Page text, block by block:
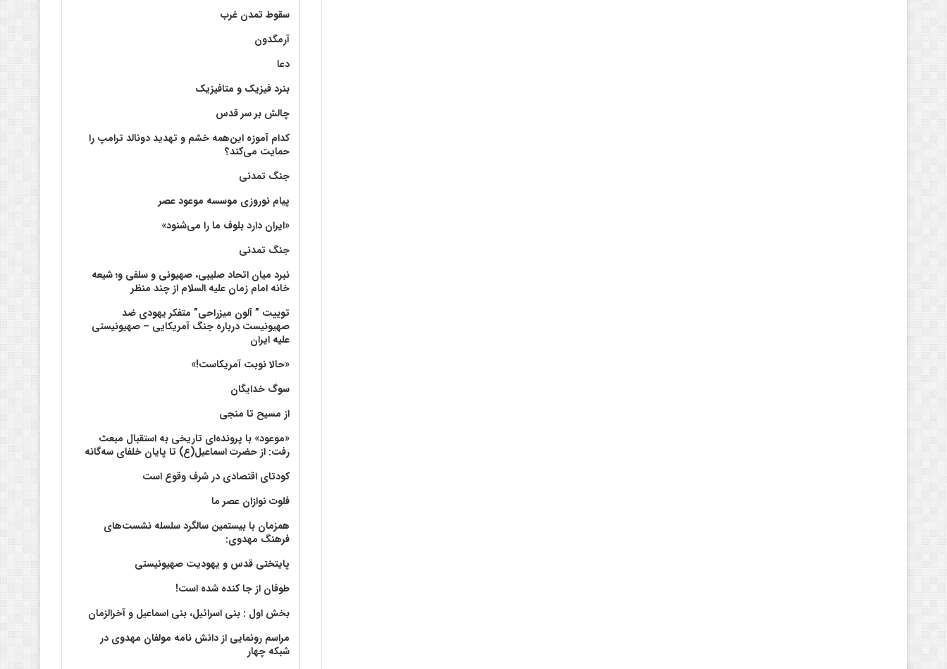
سقوط تمدن غرب
آرمگدون
دعا
بنرد فیزیک و متافیزیک
چالش بر سر قدس
کدام آموزه این‌همه خشم و تهدید دونالد ترامپ را
حمایت می‌کند؟
جنگ تمدنی
پیام نوروزی موسسه موعود عصر
«ایران دارد بلوف ما را می‌شنود»
جنگ تمدنی
نبرد میان اتحاد صلیبی، صهیونی و سلفی و؛ شیعه
خانه امام زمان علیه السلام از چند منظر
توییت ” آلون میزراحی” متفکر یهودی ضد
صهیونیست درباره جنگ آمریکایی – صهیونیستی
علیه ایران
«حالا نوبت آمریکاست!»
سوگ خدایگان
از مسیح تا منجی
«موعود» با پرونده‌ای تاریخی به استقبال مبعث
رفت: از حضرت اسماعیل(ع) تا پایان خلفای سه‌گانه
کودتای اقتصادی در شرف وقوع است
فلوت نوازان عصر ما
همزمان با بیستمین سالگرد سلسله نشست‌های
فرهنگ مهدوی:‌
پایتختی قدس و یهودیت صهیونیستی
طوفان از جا کنده شده است!
بخش اول : بنی اسرائیل، بنی اسماعیل و آخرالزمان
مراسم رونمایی از دانش نامه مولفان مهدوی در
شبکه چهار